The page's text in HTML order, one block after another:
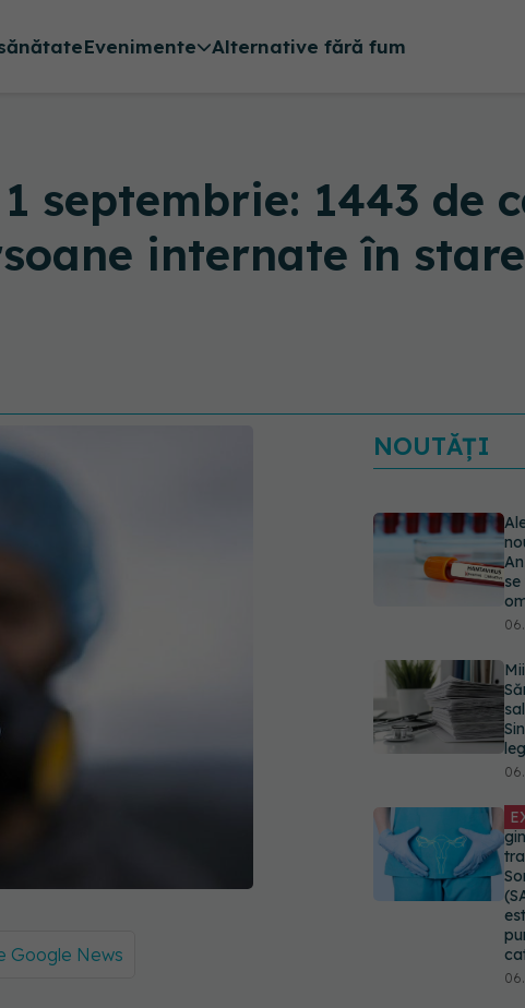
Evenimente Alternative fără fum
septembrie: 1443 de
internate în
Google News
NOUTĂȚI